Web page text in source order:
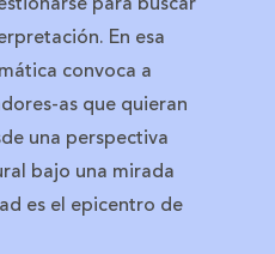
En esa
convoca a
as que quieran
una perspectiva
bajo una mirada
es el epicentro de